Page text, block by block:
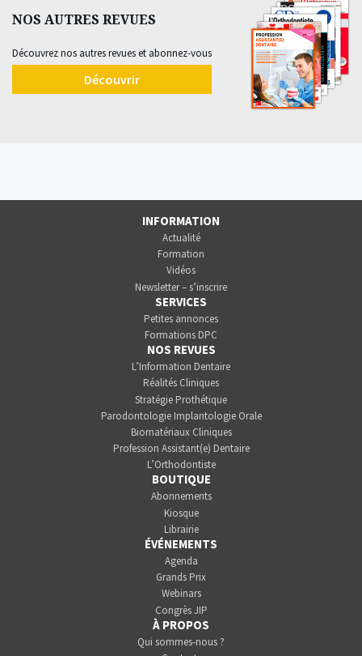
NOS AUTRES REVUES
Découvrez nos autres revues et abonnez-vous
Découvrir
INFORMATION
Actualité
Formation
Vidéos
Newsletter – s’inscrire
SERVICES
Petites annonces
Formations DPC
NOS REVUES
L’Information Dentaire
Réalités Cliniques
Stratégie Prothétique
Parodontologie Implantologie Orale
Biomatériaux Cliniques
Profession Assistant(e) Dentaire
L’Orthodontiste
BOUTIQUE
Abonnements
Kiosque
Librairie
ÉVÉNEMENTS
Agenda
Grands Prix
Webinars
Congrès JIP
À PROPOS
Qui sommes-nous ?